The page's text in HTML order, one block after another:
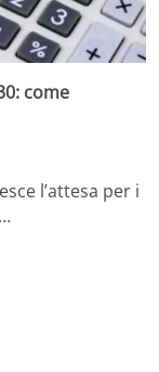
come
l’attesa per i